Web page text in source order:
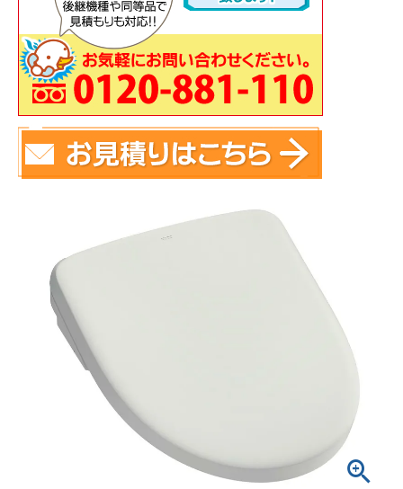
ポンプ 洗面台
蛇口（水栓）の交換はこちら
ウォシュレットなどの交換はこちら
給湯器の交換はこちら
ガスコンロの交換はこちら